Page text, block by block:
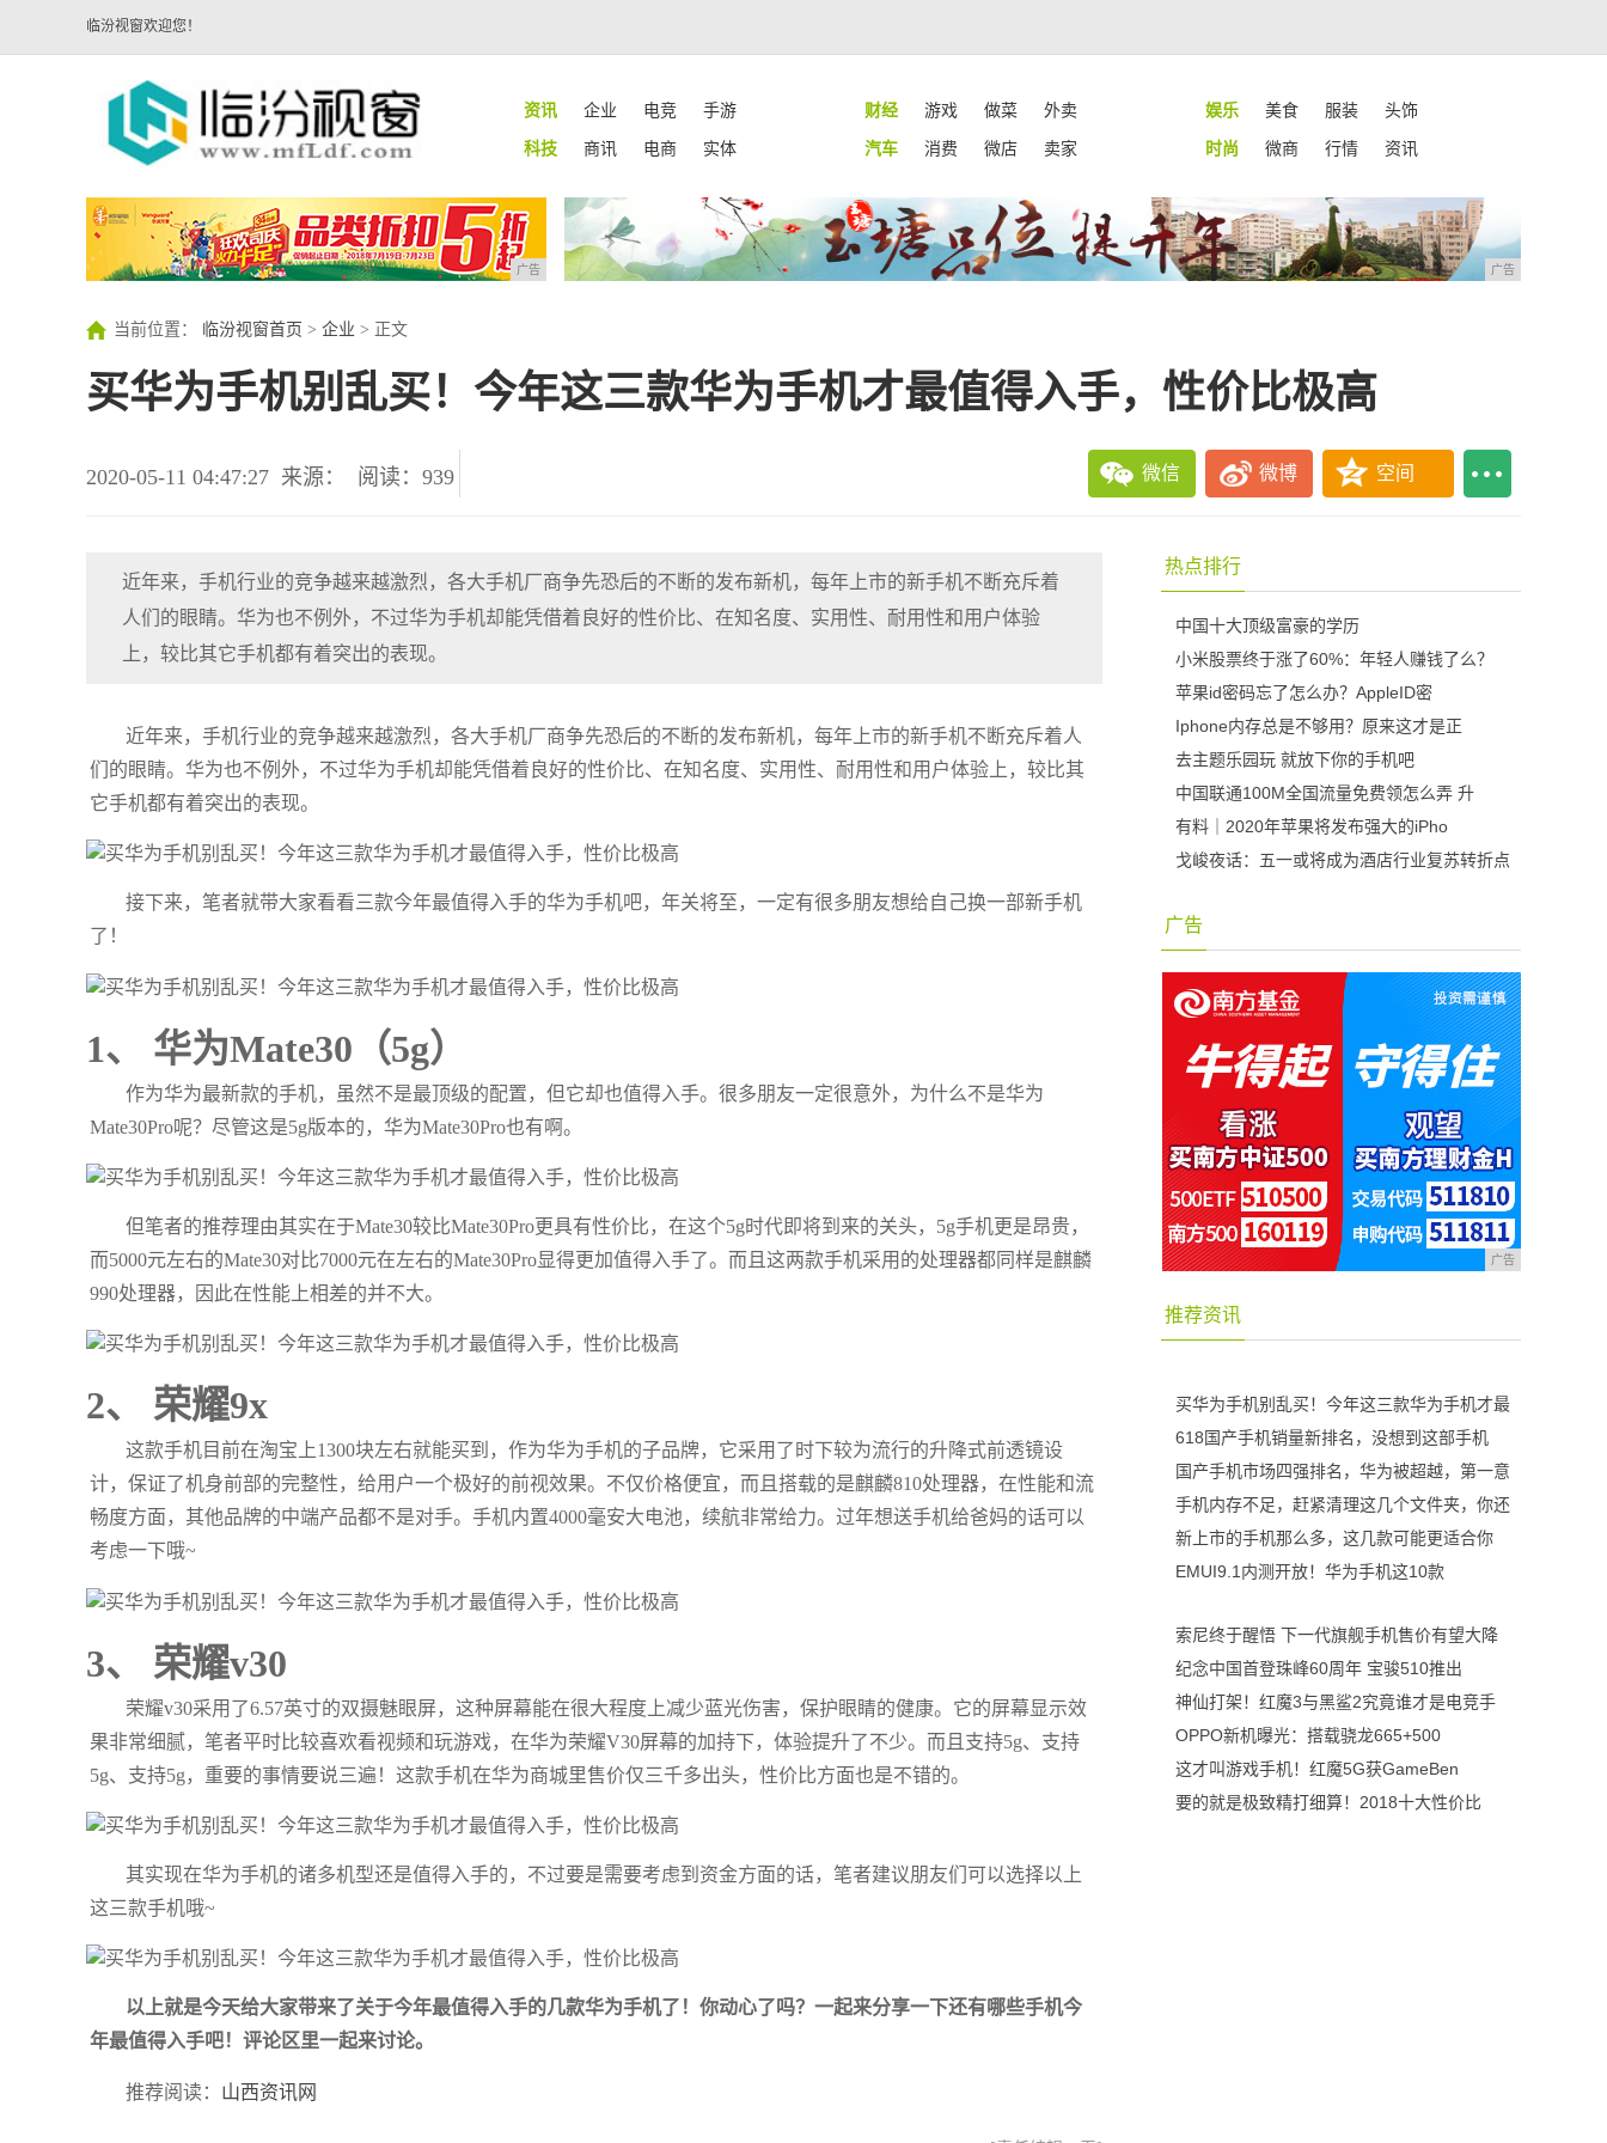
临汾视窗欢迎您！
资讯 企业 电竞 手游 财经 游戏 做菜 外卖 娱乐 美食 服装
头饰
科技
商讯 电商 实体 汽车 消费 微店 卖家 时尚 微商 行情 资讯
广告 广告
当前位置： 临汾视窗首页 > 企业 > 正文
买华为手机别乱买！今年这三款华为手机才最值得入手，性价比极高
2020-05-11 04:47:27 来源： 阅读：939 微信 微博 空间
近年来，手机行业的竞争越来越激烈，各大手机厂商争先恐后的不断的发布新机，每年上市的新手机不断充斥着
人们的眼睛。华为也不例外，不过华为手机却能凭借着良好的性价比、在知名度、实用性、耐用性和用户体验
上，较比其它手机都有着突出的表现。
近年来，手机行业的竞争越来越激烈，各大手机厂商争先恐后的不断的发布新机，每年上市的新手机不断充斥着人
们的眼睛。华为也不例外，不过华为手机却能凭借着良好的性价比、在知名度、实用性、耐用性和用户体验上，较比其
它手机都有着突出的表现。
接下来，笔者就带大家看看三款今年最值得入手的华为手机吧，年关将至，一定有很多朋友想给自己换一部新手机
了！
1、 华为Mate30（5g）
作为华为最新款的手机，虽然不是最顶级的配置，但它却也值得入手。很多朋友一定很意外，为什么不是华为
Mate30Pro呢？尽管这是5g版本的，华为Mate30Pro也有啊。
但笔者的推荐理由其实在于Mate30较比Mate30Pro更具有性价比，在这个5g时代即将到来的关头，5g手机更是昂贵，
而5000元左右的Mate30对比7000元在左右的Mate30Pro显得更加值得入手了。而且这两款手机采用的处理器都同样是麒麟
990处理器，因此在性能上相差的并不大。
2、 荣耀9x
这款手机目前在淘宝上1300块左右就能买到，作为华为手机的子品牌，它采用了时下较为流行的升降式前透镜设
计，保证了机身前部的完整性，给用户一个极好的前视效果。不仅价格便宜，而且搭载的是麒麟810处理器，在性能和流
畅度方面，其他品牌的中端产品都不是对手。手机内置4000毫安大电池，续航非常给力。过年想送手机给爸妈的话可以
考虑一下哦~
3、 荣耀v30
荣耀v30采用了6.57英寸的双摄魅眼屏，这种屏幕能在很大程度上减少蓝光伤害，保护眼睛的健康。它的屏幕显示效
果非常细腻，笔者平时比较喜欢看视频和玩游戏，在华为荣耀V30屏幕的加持下，体验提升了不少。而且支持5g、支持
5g、支持5g，重要的事情要说三遍！这款手机在华为商城里售价仅三千多出头，性价比方面也是不错的。
其实现在华为手机的诸多机型还是值得入手的，不过要是需要考虑到资金方面的话，笔者建议朋友们可以选择以上
这三款手机哦~
以上就是今天给大家带来了关于今年最值得入手的几款华为手机了！你动心了吗？一起来分享一下还有哪些手机今
年最值得入手吧！评论区里一起来讨论。
推荐阅读： 山西资讯网
热点排行
中国十大顶级富豪的学历
小米股票终于涨了60%：年轻人赚钱了么？
苹果id密码忘了怎么办？AppleID密
Iphone内存总是不够用？原来这才是正
去主题乐园玩 就放下你的手机吧
中国联通100M全国流量免费领怎么弄 升
有料｜2020年苹果将发布强大的iPho
戈峻夜话：五一或将成为酒店行业复苏转折点
广告
广告
推荐资讯
买华为手机别乱买！今年这三款华为手机才最
618国产手机销量新排名，没想到这部手机
国产手机市场四强排名，华为被超越，第一意
手机内存不足，赶紧清理这几个文件夹，你还
新上市的手机那么多，这几款可能更适合你
EMUI9.1内测开放！华为手机这10款
索尼终于醒悟 下一代旗舰手机售价有望大降
纪念中国首登珠峰60周年 宝骏510推出
神仙打架！红魔3与黑鲨2究竟谁才是电竞手
OPPO新机曝光：搭载骁龙665+500
这才叫游戏手机！红魔5G获GameBen
要的就是极致精打细算！2018十大性价比